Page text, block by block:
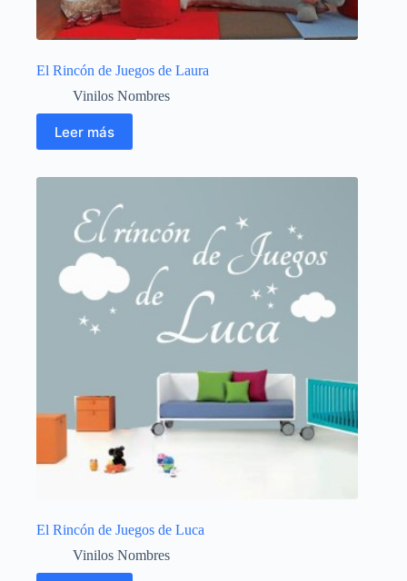
El Rincón de Juegos de Laura
Vinilos Nombres
Leer más
El Rincón de Juegos de Luca
Vinilos Nombres